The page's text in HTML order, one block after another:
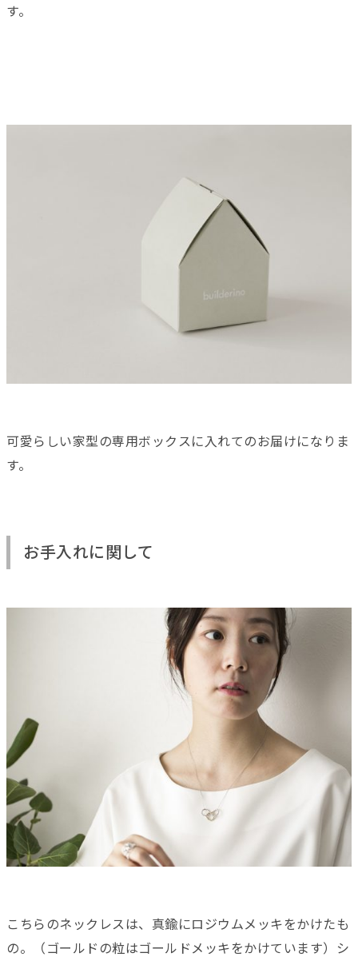
す。
可愛らしい家型の専用ボックスに入れてのお届けになりま
す。
お手入れに関して
こちらのネックレスは、真鍮にロジウムメッキをかけたも
の。（ゴールドの粒はゴールドメッキをかけています）シ